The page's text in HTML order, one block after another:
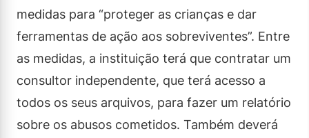
medidas para “proteger as crianças e dar
ferramentas de ação aos sobreviventes”. Entre
as medidas, a instituição terá que contratar um
consultor independente, que terá acesso a
todos os seus arquivos, para fazer um relatório
sobre os abusos cometidos. Também deverá